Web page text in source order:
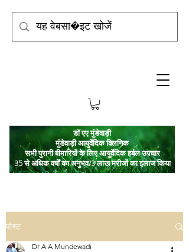
डॉ एए मुंडेवाड़ी
मुंडेवाड़ी आयुर्वेदिक क्लिनिक
सभी पुरानी बीमारियों के लिए आयुर्वेदिक हर्बल उपचार
35 से अधिक वर्षों का अनुभव/3 लाख मरीजों का इलाज किया
पोस्ट
Dr A A Mundewadi